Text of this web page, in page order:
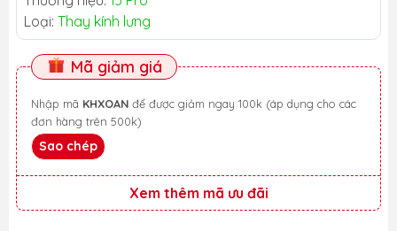
Loại: Thay kính lưng
Mã giảm giá
Nhập mã KHXOAN
đơn hàng trên 500k)
Sao chép
Xem thêm mã ưu đãi